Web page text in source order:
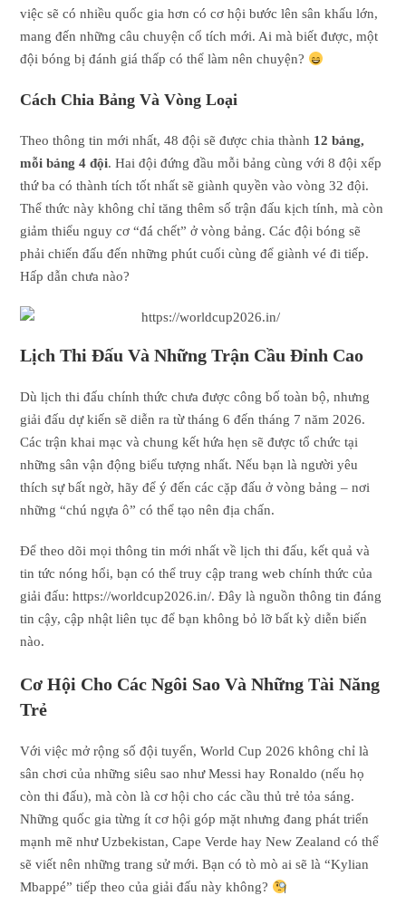
việc sẽ có nhiều quốc gia hơn có cơ hội bước lên sân khấu lớn,
mang đến những câu chuyện cổ tích mới. Ai mà biết được, một
đội bóng bị đánh giá thấp có thể làm nên chuyện?
Cách Chia Bảng Và Vòng Loại
Theo thông tin mới nhất, 48 đội sẽ được chia thành 12 bảng,
mỗi bảng 4 đội. Hai đội đứng đầu mỗi bảng cùng với 8 đội xếp
thứ ba có thành tích tốt nhất sẽ giành quyền vào vòng 32 đội.
Thể thức này không chỉ tăng thêm số trận đấu kịch tính, mà còn
giảm thiểu nguy cơ “đá chết” ở vòng bảng. Các đội bóng sẽ
phải chiến đấu đến những phút cuối cùng để giành vé đi tiếp.
Hấp dẫn chưa nào?
Lịch Thi Đấu Và Những Trận Cầu Đỉnh Cao
Dù lịch thi đấu chính thức chưa được công bố toàn bộ, nhưng
giải đấu dự kiến sẽ diễn ra từ tháng 6 đến tháng 7 năm 2026.
Các trận khai mạc và chung kết hứa hẹn sẽ được tổ chức tại
những sân vận động biểu tượng nhất. Nếu bạn là người yêu
thích sự bất ngờ, hãy để ý đến các cặp đấu ở vòng bảng – nơi
những “chú ngựa ô” có thể tạo nên địa chấn.
Để theo dõi mọi thông tin mới nhất về lịch thi đấu, kết quả và
tin tức nóng hổi, bạn có thể truy cập trang web chính thức của
giải đấu: https://worldcup2026.in/. Đây là nguồn thông tin đáng
tin cậy, cập nhật liên tục để bạn không bỏ lỡ bất kỳ diễn biến
nào.
Cơ Hội Cho Các Ngôi Sao Và Những Tài Năng
Trẻ
Với việc mở rộng số đội tuyển, World Cup 2026 không chỉ là
sân chơi của những siêu sao như Messi hay Ronaldo (nếu họ
còn thi đấu), mà còn là cơ hội cho các cầu thủ trẻ tỏa sáng.
Những quốc gia từng ít cơ hội góp mặt nhưng đang phát triển
mạnh mẽ như Uzbekistan, Cape Verde hay New Zealand có thể
sẽ viết nên những trang sử mới. Bạn có tò mò ai sẽ là “Kylian
Mbappé” tiếp theo của giải đấu này không?